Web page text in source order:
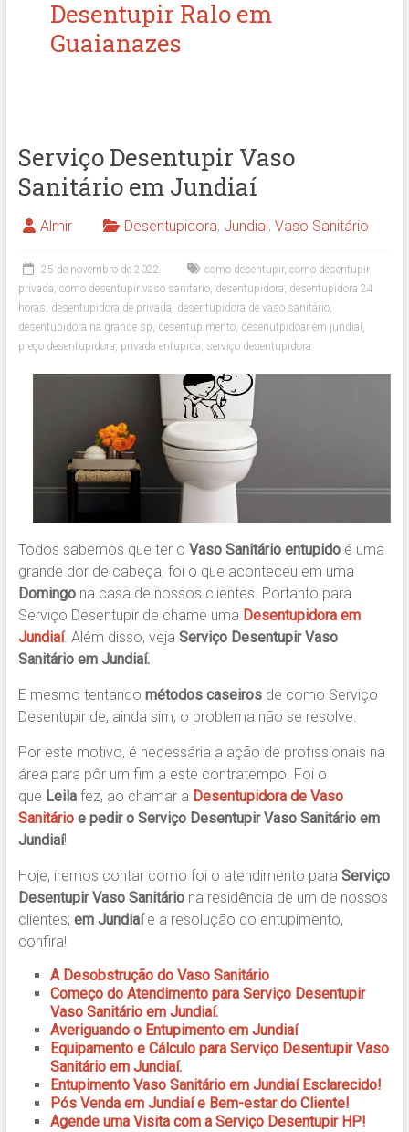
Desentupir Ralo em
Guaianazes
Serviço Desentupir Vaso
Sanitário em Jundiaí
Almir Desentupidora, Jundiai, Vaso Sanitário
25 de novembro de 2022 como desentupir, como desentupir
privada, como desentupir vaso sanitario, desentupidora, desentupidora 24
horas, desentupidora de privada, desentupidora de vaso sanitário,
desentupidora na grande sp, desentupimento, desenutpidoar em jundiaí,
preço desentupidora, privada entupida, serviço desentupidora
Todos sabemos que ter o Vaso Sanitário entupido é uma
grande dor de cabeça, foi o que aconteceu em uma
Domingona casa de nossos clientes. Portanto para
Serviço Desentupir de chame uma Desentupidora em
Jundiaí. Além disso, veja Serviço Desentupir Vaso
Sanitário em Jundiaí.
E mesmo tentando métodos caseirosde como Serviço
Desentupir de, ainda sim, o problema não se resolve.
Por este motivo, é necessária a ação de profissionais na
área para pôr um fim a este contratempo. Foi o
que Leila fez, ao chamar a Desentupidora de Vaso
Sanitário e pedir oServiço Desentupir Vaso Sanitário em
Jundiaí!
Hoje, iremos contar como foi o atendimento para Serviço
Desentupir Vaso Sanitário na residência de um de nossos
clientes; em Jundiaíe a resolução do entupimento,
confira!
A Desobstrução do Vaso Sanitário
Começo do Atendimento para Serviço Desentupir
Vaso Sanitário em Jundiaí.
Averiguando o Entupimento em Jundiaí
Equipamento e Cálculo para Serviço Desentupir Vaso
Sanitário em Jundiaí.
Entupimento Vaso Sanitário em Jundiaí Esclarecido!
Pós Venda em Jundiaí e Bem-estar do Cliente!
Agende uma Visita com a Serviço Desentupir HP!